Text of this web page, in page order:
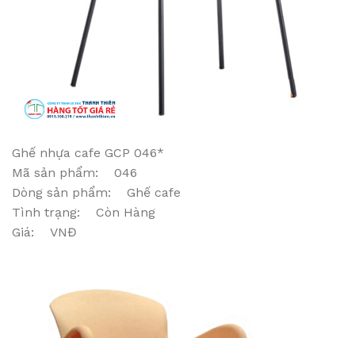
Ghế nhựa cafe GCP 046*
Mã sản phẩm: 046
Dòng sản phẩm: Ghế cafe
Tình trạng: Còn Hàng
Giá: VNĐ